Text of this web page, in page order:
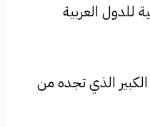
للدول العربية
الذي تجده من